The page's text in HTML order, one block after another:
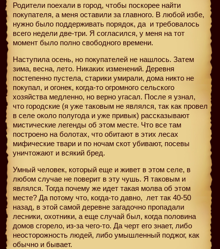
Родители поехали в город, чтобы поскорее найти
покупателя, а меня оставили за главного. В любой избе,
нужно было поддерживать порядок, да и требовалось
всего недели две-три. Я согласился, у меня на тот
момент было полно свободного времени.
Наступила осень, но покупателей не нашлось. Затем
зима, весна, лето. Никаких изменений. Деревня
постепенно пустела, старики умирали, дома никто не
покупал, и огонек, когда-то огромного сельского
хозяйства медленно, но верно угасал. После я узнал,
что городские (я уже таковым не являлся, так как провел
в селе около полугода и уже привык) рассказывают
мистические легенды об этом месте. Что все там
построено на болотах, что обитают в этих лесах
мифические твари и по ночам скот убивают, посевы
уничтожают и всякий бред.
Умный человек, который еще и живет в этом селе, в
любом случае не поверит в эту чушь. Я таковым и
являлся. Тогда почему же идет такая молва об этом
месте? Да потому что, когда-то давно, лет так 40-50
назад, в этой самой деревне загадочно пропадали
лесники, охотники, а еще случай был, когда половина
домов сгорело, из-за чего-то. Да черт его знает, либо
неосторожность людей, либо умышленный поджог, как
обычно и бывает.